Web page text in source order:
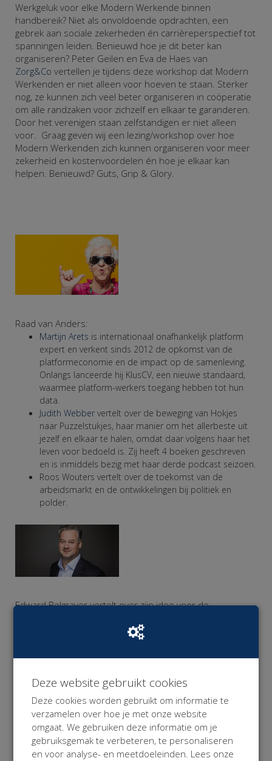
Werkgeluk voor elke Modern Werkende binnen
handbereik? Niet als onvoldoende opdrachten, een
gebrek aan sociale zekerheden én carrièreperspectief tot
spanningen leiden. Benieuwd hoe je dit beter kan
organiseren? Peter Geilen en Eva de Haes van
Zorg&Co vertellen je tijdens deze workshop dat Modern
Werkenden er niet alleen voor hoeven te staan. Sterker
nog, ze kunnen zich veel beter organiseren in coöperatie
om alle randzaken voor zichzelf en elkaar te garanderen.
Door het verenigen staan zelfstandigen er niet alleen
voor. Graag geven wij een lezing/workshop over hoe
Modern Werkenden zich kunnen organiseren voor meer
zekerheid en kostenvoordelen én hoe je elkaar kan
helpen. Benieuwd? Guts, Grip & Glory.
Raad van Anders:
Martijn Arets is internationaal onafhankelijk platform
expert en verkent sinds 2012 de opkomst van de
platformeconomie en de impact op de samenleving.
Onlangs lanceerde hij KlusCV, een nieuwe standaard,
waarmee platform-werkers toegang hebben tot hun
data.
Judith Webber vertelt over de beweging van Hokjes
naar Puzzelstukjes, haar manier om het allerbeste uit
jezelf en elkaar te halen, omdat daar volgens haar het
leven voor bedoeld is. Zij heeft 4 boeken geschreven
en is inmiddels bezig met haar derde podcast seizoen.
Roos Wouters vertelt over de toekomst van de
arbeidsmarkt en de ontwikkelingen bij politiek en
polder.
Edward Belgraver vertelt over zijn idee voor de
verzekerd blijven van inkomen zonder het gelazer van
Ga ik regelen
Ingrid Wong vanKrakeling Communicatiegeeft de
workshop Macaroni Marketing
Deze website gebruikt cookies
Deze cookies worden gebruikt om informatie te
verzamelen over hoe je met onze website
omgaat. We gebruiken deze informatie om je
gebruiksgemak te verbeteren, te personaliseren
en voor analyse- en meetdoeleinden. Lees onze